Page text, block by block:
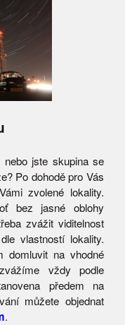
jste skupina se
Po dohodě pro Vás
zvolené lokality.
bez jasné oblohy
zvážit viditelnost
vlastností lokality.
domluvit na vhodné
vždy podle
předem na
můžete objednat
.